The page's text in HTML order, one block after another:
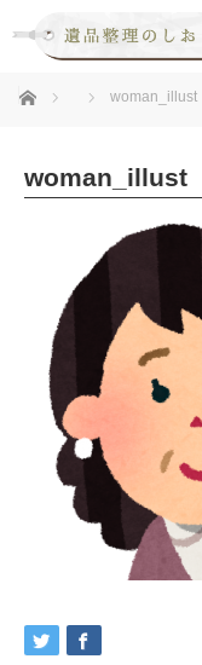
ホーム woman_illust
woman_illust